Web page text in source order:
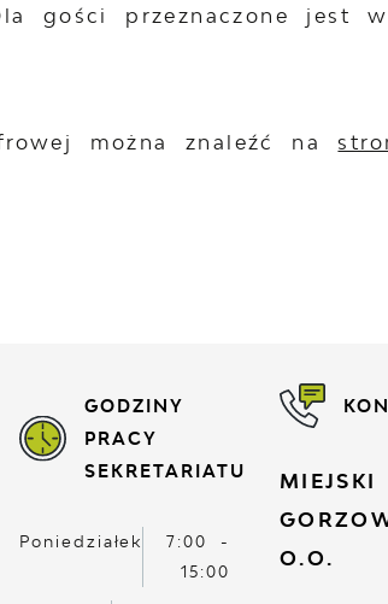
gości przeznaczone jest
można znaleźć na
GODZINY
PRACY
SEKRETARIATU
Poniedziałek
7:00 -
15:00
O.O.